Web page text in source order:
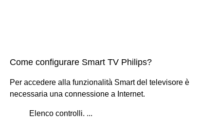
Come configurare Smart TV Philips?
Per accedere alla funzionalità Smart del televisore è
necessaria una connessione a Internet.
Elenco controlli. ...